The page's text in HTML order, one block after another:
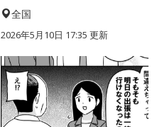
全国
2026年5月10日 17:35 更新